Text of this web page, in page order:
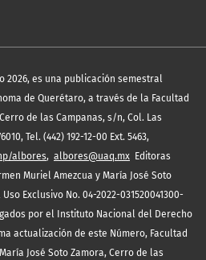
2026, es una publicación semestral
de Querétaro, a través de la Facultad
de las Campanas, s/n, Col. Las
Tel. (442) 192-12-00 Ext. 5463,
albores, albores@uaq.mx Editoras
Muriel Amezcua y María José Soto
Exclusivo No. 04-2022-031520041300-
por el Instituto Nacional del Derecho
actualización de este Número, Facultad
José Soto Zamora, Cerro de las